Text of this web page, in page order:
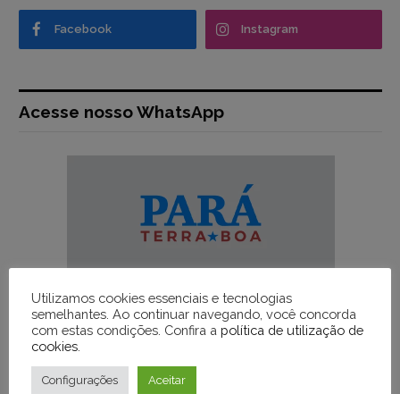
Facebook Instagram
Acesse nosso WhatsApp
Utilizamos cookies essenciais e tecnologias
semelhantes. Ao continuar navegando, você concorda
com estas condições. Confira a política de utilização de
cookies
Configurações Aceitar